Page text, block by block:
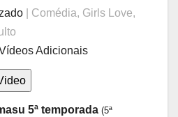
| Comédia, Girls Love,
Adicionais
5ª temporada (5ª